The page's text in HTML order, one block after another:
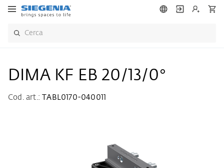
DIMA KF EB 20/13/0°
Cod. art.: TABL0170-040011